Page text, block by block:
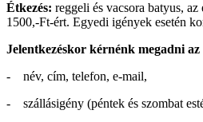
Étkezés: reggeli és vacsora batyus,
1500,-Ft-ért. Egyedi igények esetén
Jelentkezéskor kérnénk megadni
- név, cím, telefon, e-mail,
- szállásigény (péntek és szombat